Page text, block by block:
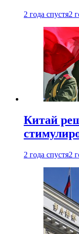
2 года спустя2
Китай
2 года спустя2